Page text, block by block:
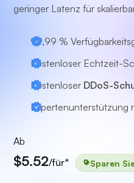
geringer Latenz für
99,99 %
Kostenloser Echtzeit-
Kostenloser DDoS-
Expertenunterstützung
Ab
$5.52/für* Sparen